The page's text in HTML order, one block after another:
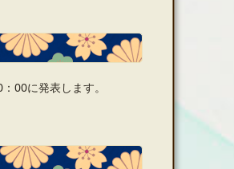
00に発表します。